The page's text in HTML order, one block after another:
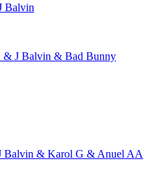
Balvin
J Balvin & Bad Bunny
Balvin & Karol G & Anuel AA